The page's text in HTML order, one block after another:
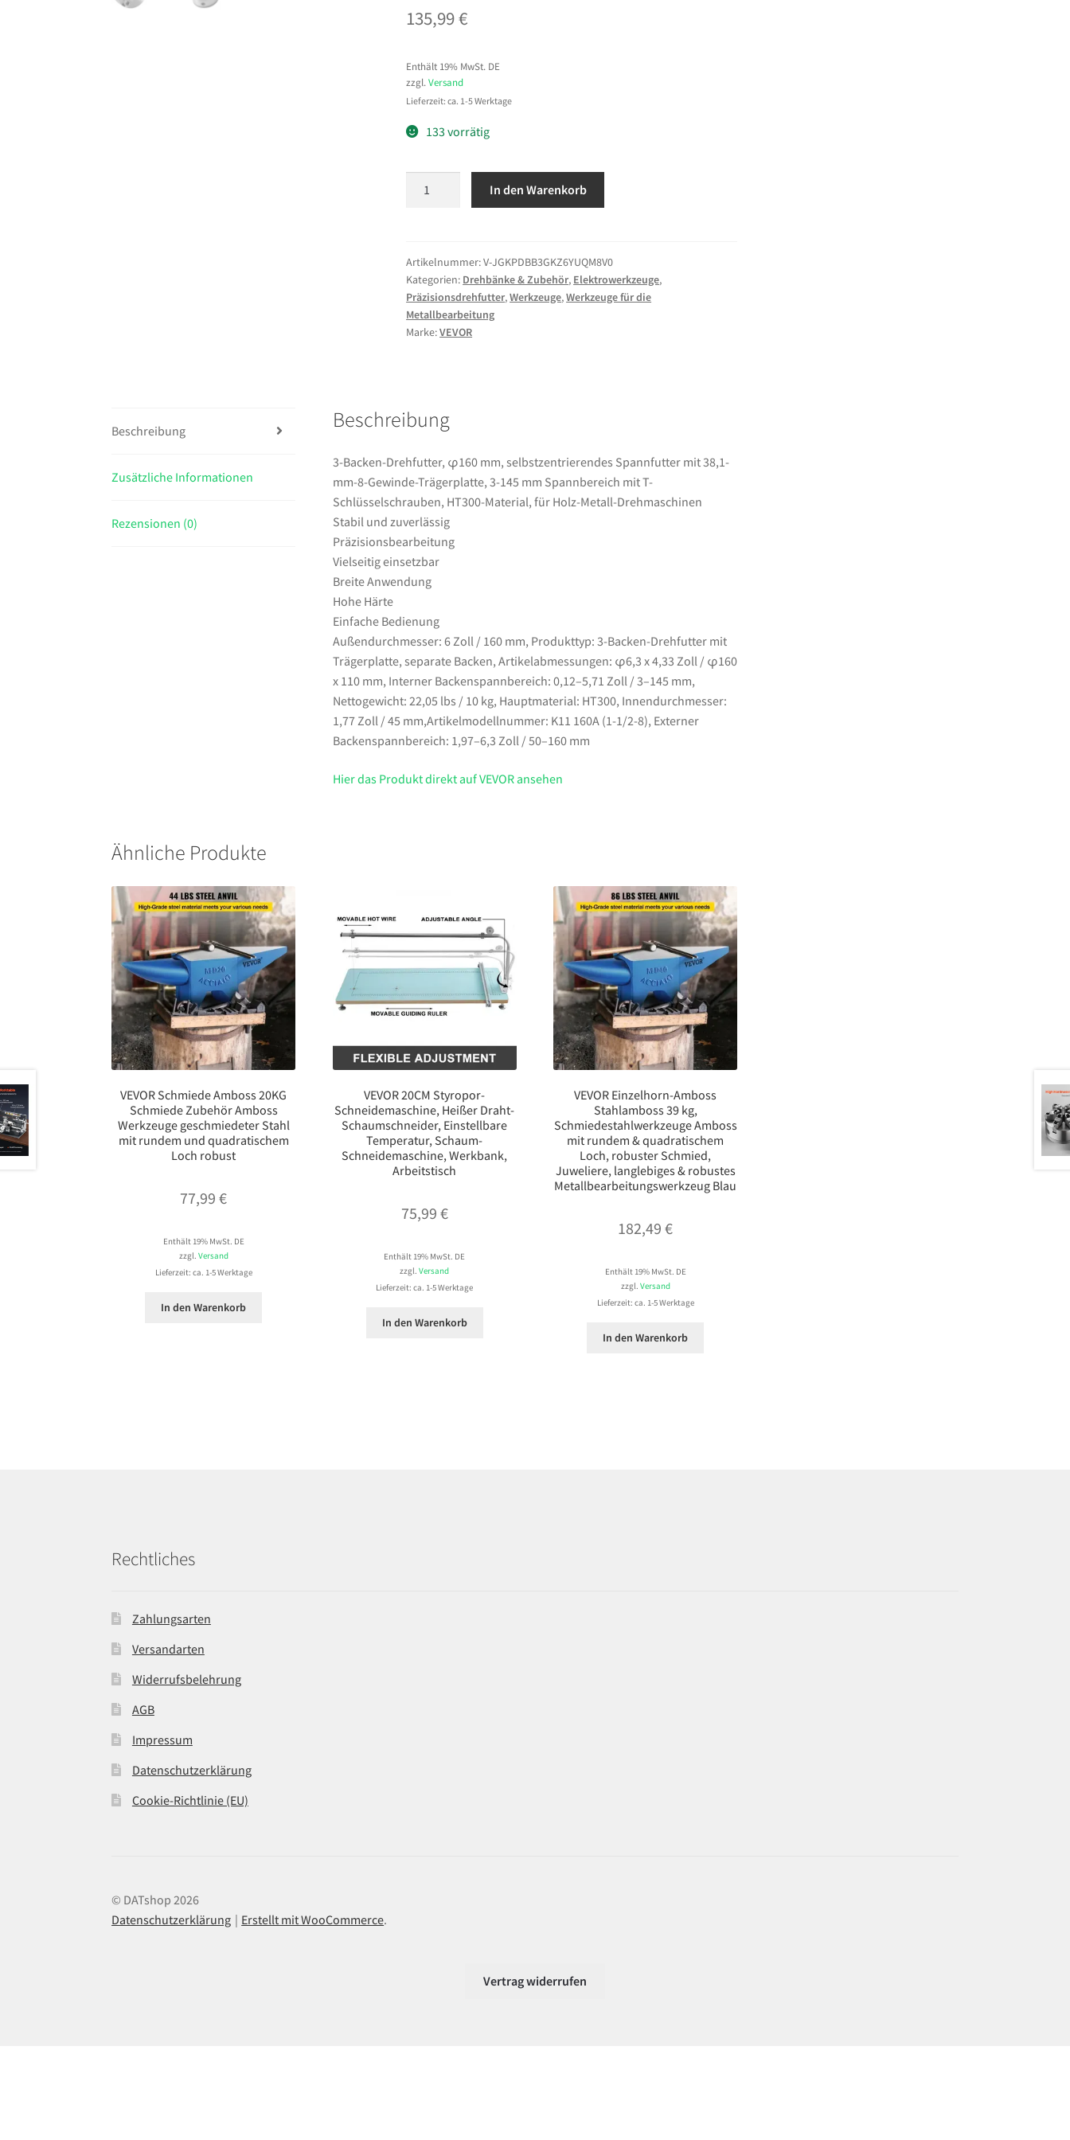
135,99€
Enthält 19% MwSt. DE
zzgl.Versand
Lieferzeit: ca. 1-5 Werktage
133 vorrätig
φ160
mm,
selbstzentrierendes
Spannfutter
mit
Gewinde-
3-
145
mm
Spannbereich
mit
T-
Schlüsselschrauben,
Material,
für
Holz-
Metall-
Drehmaschinen
Menge
In den Warenkorb
Artikelnummer:V-JGKPDBB3GKZ6YUQM8V0
Kategorien: Drehbänke & Zubehör, Elektrowerkzeuge,
Präzisionsdrehfutter,Werkzeuge,Werkzeuge für die
Metallbearbeitung
Marke:VEVOR
Beschreibung
Zusätzliche Informationen
Rezensionen (0)
Beschreibung
3-Backen-Drehfutter, φ160 mm, selbstzentrierendes Spannfutter mit 38,1-
mm-8-Gewinde-Trägerplatte, 3-145 mm Spannbereich mit T-
Schlüsselschrauben, HT300-Material, für Holz-Metall-Drehmaschinen
Stabil und zuverlässig
Präzisionsbearbeitung
Vielseitig einsetzbar
Breite Anwendung
Hohe Härte
Einfache Bedienung
Außendurchmesser: 6 Zoll / 160 mm, Produkttyp: 3-Backen-Drehfutter mit
Trägerplatte, separate Backen, Artikelabmessungen: φ6,3 x 4,33 Zoll / φ160
x 110 mm, Interner Backenspannbereich: 0,12–5,71 Zoll / 3–145 mm,
Nettogewicht: 22,05 lbs / 10 kg, Hauptmaterial: HT300, Innendurchmesser:
1,77 Zoll / 45 mm,Artikelmodellnummer: K11 160A (1-1/2-8), Externer
Backenspannbereich: 1,97–6,3 Zoll / 50–160 mm
Hier das Produkt direkt auf VEVOR ansehen
Ähnliche Produkte
VEVOR Schmiede Amboss 20KG
Schmiede Zubehör Amboss
Werkzeuge geschmiedeter Stahl
mit rundem und quadratischem
Loch robust
77,99€
Enthält 19% MwSt. DE
zzgl. Versand
Lieferzeit: ca. 1-5 Werktage
In den Warenkorb
VEVOR 20CM Styropor-
Schneidemaschine, Heißer Draht-
Schaumschneider, Einstellbare
Temperatur, Schaum-
Schneidemaschine, Werkbank,
Arbeitstisch
75,99 €
Enthält 19% MwSt. DE
zzgl.Versand
Lieferzeit: ca. 1-5 Werktage
In den Warenkorb
VEVOR Einzelhorn-Amboss
Stahlamboss 39 kg,
Schmiedestahlwerkzeuge Amboss
mit rundem & quadratischem
Loch, robuster Schmied,
Juweliere, langlebiges & robustes
Metallbearbeitungswerkzeug Blau
182,49€
Enthält 19% MwSt. DE
zzgl. Versand
Lieferzeit: ca. 1-5 Werktage
In den Warenkorb
Rechtliches
Zahlungsarten
Versandarten
Widerrufsbelehrung
AGB
Impressum
Datenschutzerklärung
Cookie-Richtlinie (EU)
© DATshop 2026
Datenschutzerklärung
Erstellt mit WooCommerce.
Vertrag widerrufen